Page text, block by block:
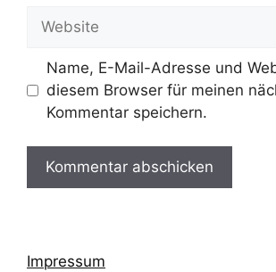
Name, E-Mail-Adresse und
diesem Browser für meinen
Kommentar speichern.
Impressum